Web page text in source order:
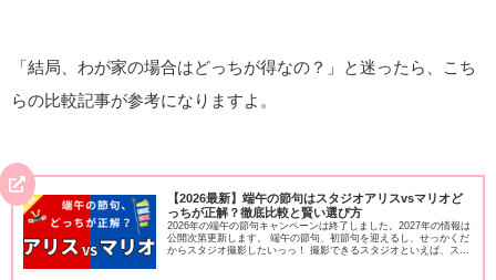
「結局、わが家の場合はどっちが得なの？」と迷ったら、こち
らの比較記事が参考になりますよ。
【2026最新】端午の節句はスタジオアリスvsマリオど
っちが正解？徹底比較と賢い選び方
2026年の端午の節句キャンペーンは終了しました。2027年の情報は
公開次第更新します。 端午の節句、初節句を迎えるし、せっかくだ
からスタジオ撮影したいっっ！ 撮影できるスタジオといえば、スタ